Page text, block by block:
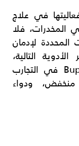
في علاج
المخدرات، فلا
المحددة لإدمان
التالية،
Bupropion، aripiprazole ،baclofen في التجارب
منخفض، ودواء